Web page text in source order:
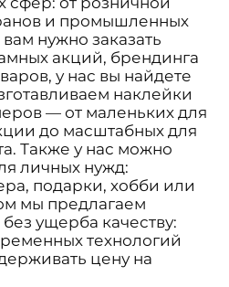
и промышленных
нужно заказать
акций, брендинга
у нас вы найдете
наклейки
— от маленьких для
до масштабных для
Также у нас можно
личных нужд:
подарки, хобби или
мы предлагаем
ущерба качеству:
технологий
цену на